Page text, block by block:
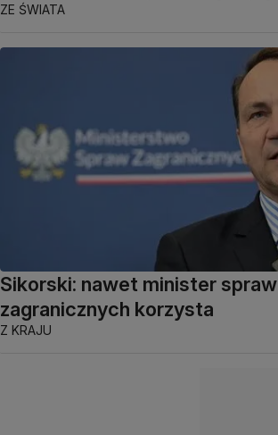
ZE ŚWIATA
Sikorski: nawet minister spraw
zagranicznych korzysta
Z KRAJU